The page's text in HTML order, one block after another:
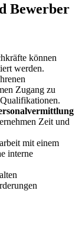
Bewerber
können
werden.
Zugang zu
Zeit und
mit einem
interne